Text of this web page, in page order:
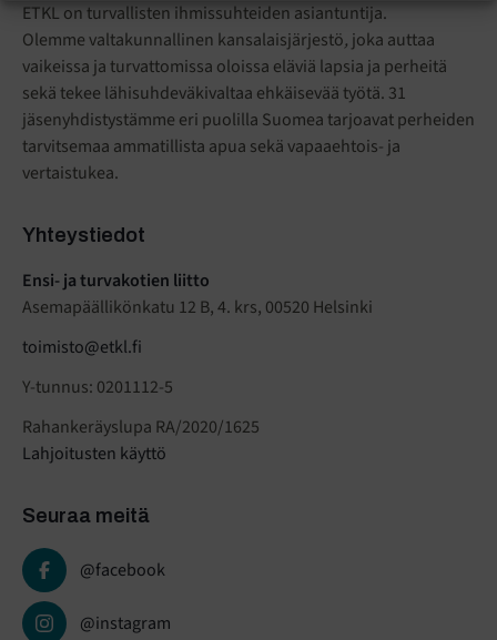
ETKL on turvallisten ihmissuhteiden asiantuntija.
Olemme valtakunnallinen kansalaisjärjestö, joka auttaa
vaikeissa ja turvattomissa oloissa eläviä lapsia ja perheitä
sekä tekee lähisuhdeväkivaltaa ehkäisevää työtä. 31
jäsenyhdistystämme eri puolilla Suomea tarjoavat perheiden
tarvitsemaa ammatillista apua sekä vapaaehtois- ja
vertaistukea.
Yhteystiedot
Ensi- ja turvakotien liitto
Asemapäällikönkatu 12 B, 4. krs, 00520 Helsinki
toimisto@etkl.fi
Y-tunnus: 0201112-5
Rahankeräyslupa RA/2020/1625
Lahjoitusten käyttö
Seuraa meitä
@facebook
@instagram